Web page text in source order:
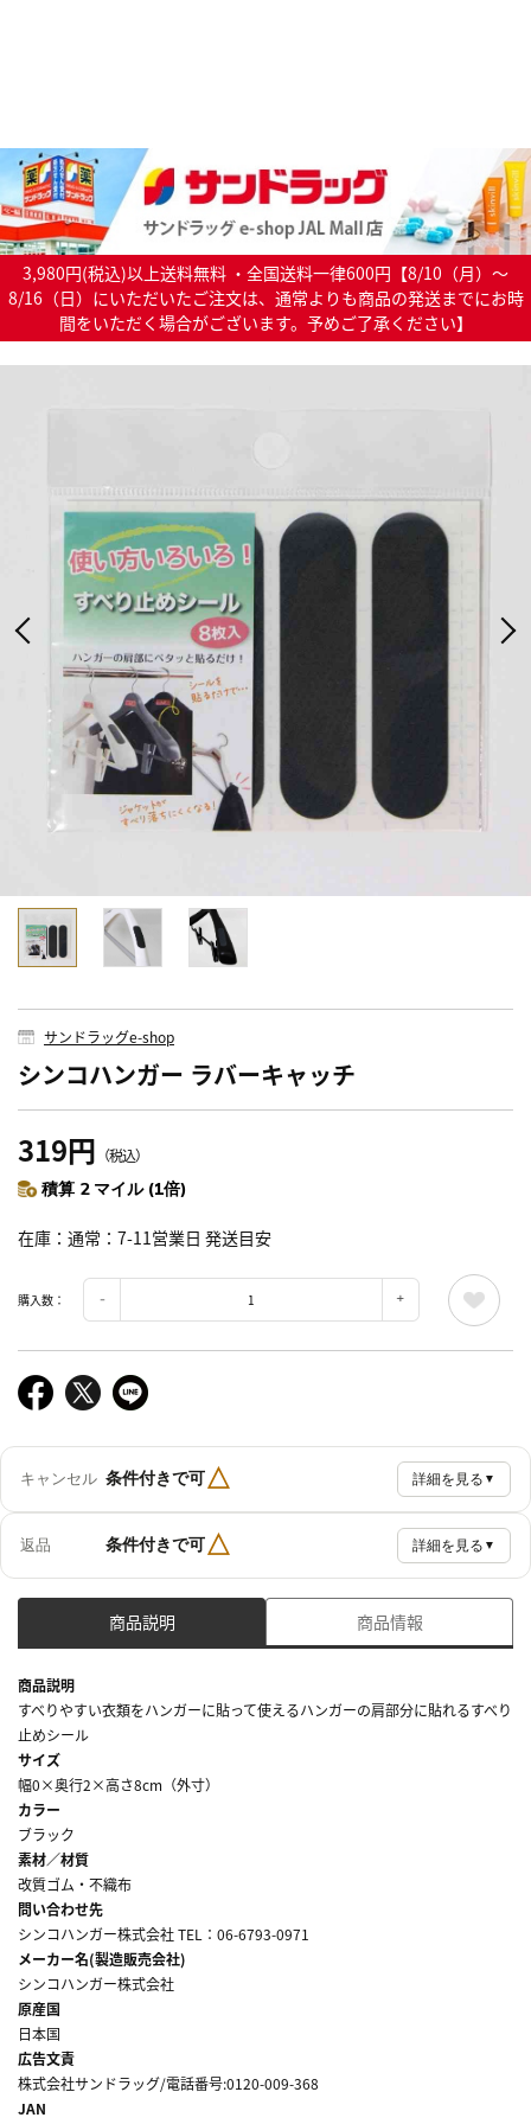
3,980円(税込)以上送料無料 ・全国送料一律600円【8/10（月）～
8/16（日）にいただいたご注文は、通常よりも商品の発送までにお時
間をいただく場合がございます。予めご了承ください】
サンドラッグe-shop
シンコハンガー ラバーキャッチ
319円 （税込）
積算 2 マイル (1倍)
在庫 通常：7-11営業日 発送目安
購入数：
キャンセル 条件付きで可△ 詳細を見る ▼
返品 条件付きで可△ 詳細を見る ▼
商品説明 商品情報
商品説明
すべりやすい衣類をハンガーに貼って使えるハンガーの肩部分に貼れるすべり
止めシール
サイズ
幅0×奥行2×高さ8cm（外寸）
カラー
ブラック
素材／材質
改質ゴム・不織布
問い合わせ先
シンコハンガー株式会社 TEL：06-6793-0971
メーカー名(製造販売会社)
シンコハンガー株式会社
原産国
日本国
広告文責
株式会社サンドラッグ/電話番号:0120-009-368
JAN